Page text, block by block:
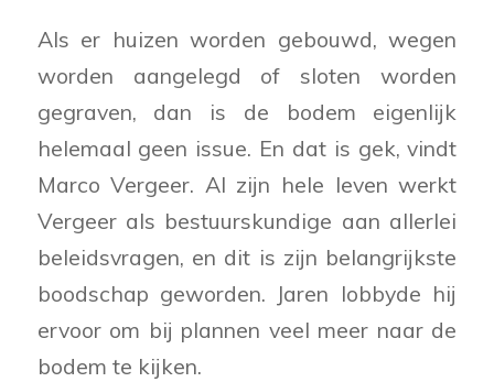
Als er huizen worden gebouwd, wegen
worden aangelegd of sloten worden
gegraven, dan is de bodem eigenlijk
helemaal geen issue. En dat is gek, vindt
Marco Vergeer. Al zijn hele leven werkt
Vergeer als bestuurskundige aan allerlei
beleidsvragen, en dit is zijn belangrijkste
boodschap geworden. Jaren lobbyde hij
ervoor om bij plannen veel meer naar de
bodem te kijken.